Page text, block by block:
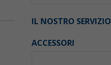
IL NOSTRO SERVIZIO
ACCESSORI